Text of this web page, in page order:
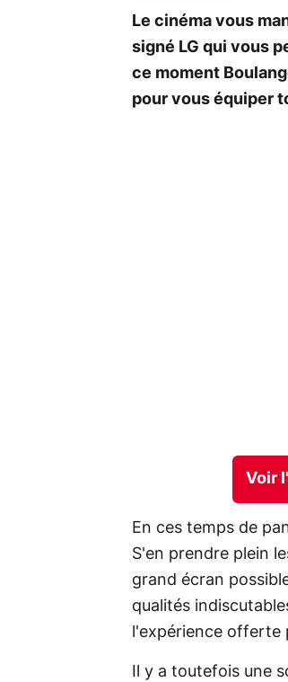
Le cinéma vous
signé LG qui vous
ce moment
pour vous équiper
Voir
En ces temps de
S'en prendre plein
grand écran
qualités
l'expérience offerte
Il y a toutefois une